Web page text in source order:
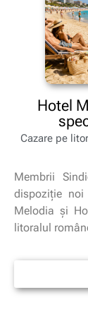
Hotel
Cazare pe
Membrii
dispoziție
Melodia și
litoralul